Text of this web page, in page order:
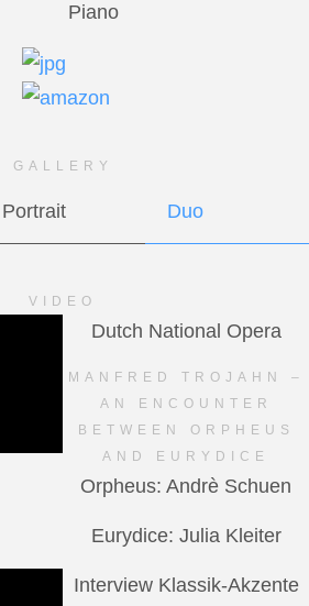
Piano
GALLERY
Portrait Duo
VIDEO
Dutch National Opera
MANFRED TROJAHN –
AN ENCOUNTER
BETWEEN ORPHEUS
AND EURYDICE
Orpheus: Andrè Schuen
Eurydice: Julia Kleiter
Interview Klassik-Akzente